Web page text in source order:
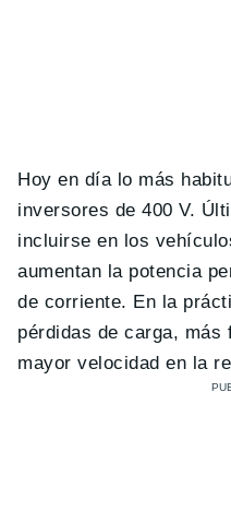
Hoy en día lo más
inversores de 400 V.
incluirse en los
aumentan la potencia
de corriente. En la
pérdidas de carga,
mayor velocidad en la